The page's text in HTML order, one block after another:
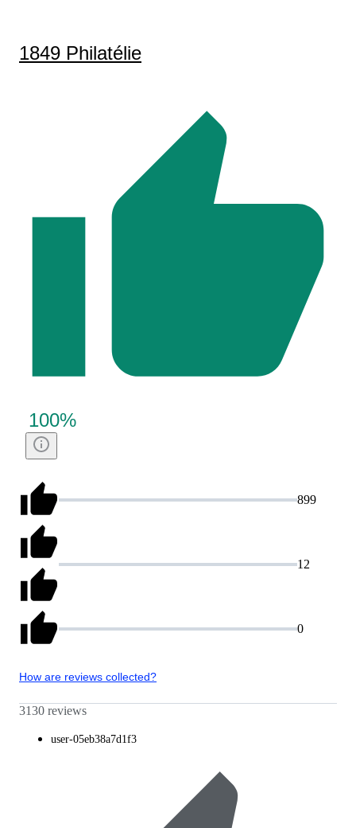
1849 Philatélie
100%
899
12
0
How are reviews collected?
3130 reviews
user-05eb38a7d1f3